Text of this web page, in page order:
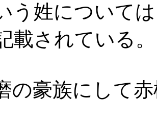
う姓について
載されている。
豪族にして赤